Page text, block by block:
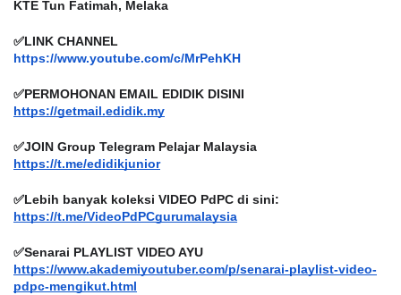
KTE Tun Fatimah, Melaka
✅LINK CHANNEL
https://www.youtube.com/c/MrPehKH
✅PERMOHONAN EMAIL EDIDIK DISINI
https://getmail.edidik.my
✅JOIN Group Telegram Pelajar Malaysia
https://t.me/edidikjunior
✅Lebih banyak koleksi VIDEO PdPC di sini:
https://t.me/VideoPdPCgurumalaysia
✅Senarai PLAYLIST VIDEO AYU
https://www.akademiyoutuber.com/p/senarai-playlist-video-
pdpc-mengikut.html